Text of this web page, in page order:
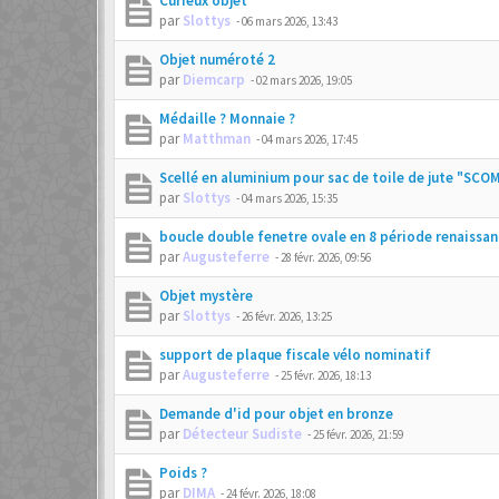
parSlottys -06 mars 2026, 13:43
Objet numéroté 2
parDiemcarp -02 mars 2026, 19:05
Médaille ? Monnaie ?
parMatthman -04 mars 2026, 17:45
Scellé en aluminium pour sac de toile de jute
parSlottys -04 mars 2026, 15:35
boucle double fenetre ovale en 8 période
parAugusteferre -28 févr. 2026, 09:56
Objet mystère
parSlottys -26 févr. 2026, 13:25
support de plaque fiscale vélo nominatif
parAugusteferre -25 févr. 2026, 18:13
Demande d'id pour objet en bronze
parDétecteur Sudiste -25 févr. 2026, 21:59
Poids ?
parDIMA -24 févr. 2026, 18:08